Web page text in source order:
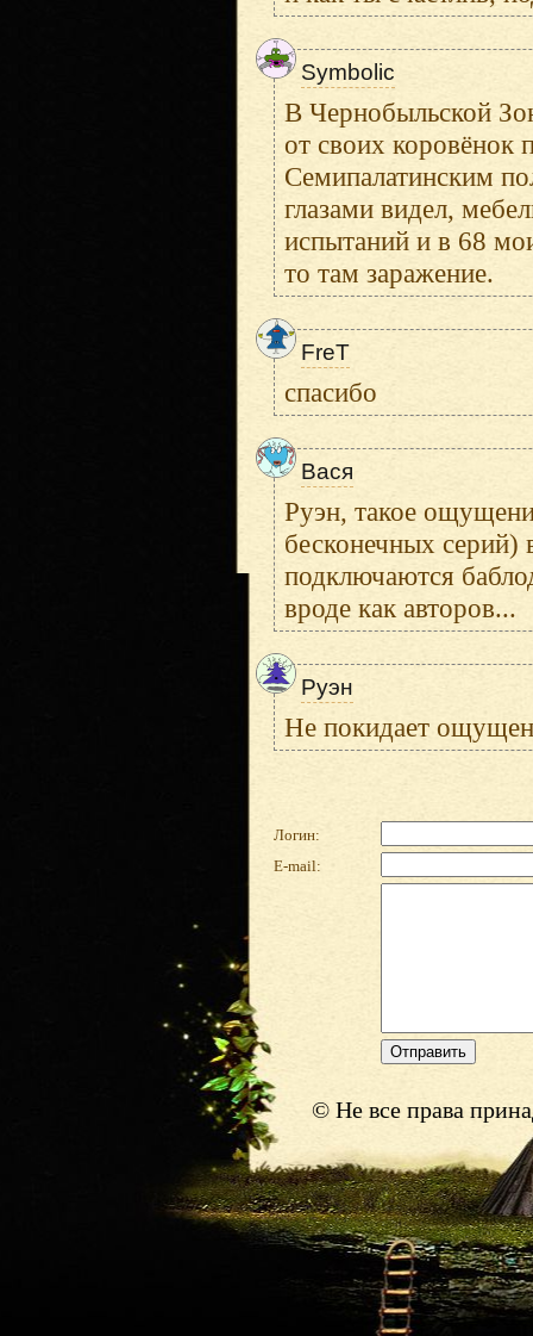
Symbolic
В Чернобыльской
от своих
Семипалатинским
глазами видел,
испытаний и в 68
то там заражение.
FreT
спасибо
Вася
Руэн, такое
бесконечных серий)
подключаются
вроде как авторов...
Руэн
Не покидает
Логин:
E-mail:
© Не все права